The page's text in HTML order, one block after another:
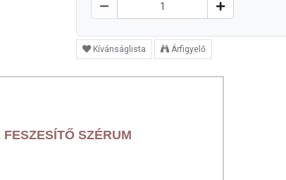
Kívánságlista Árfigyelő
SZÉRUM